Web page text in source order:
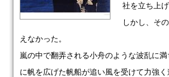
社を立ち上げ
しかし、そ
えなかった。
嵐の中で翻弄される小舟のような波乱に
に帆を広げた帆船が追い風を受けて力強